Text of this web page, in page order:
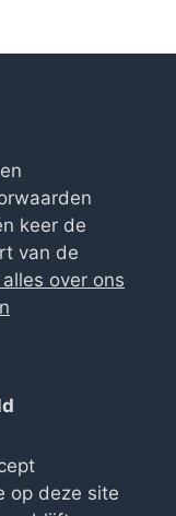
keer de
van de
over ons
op deze site